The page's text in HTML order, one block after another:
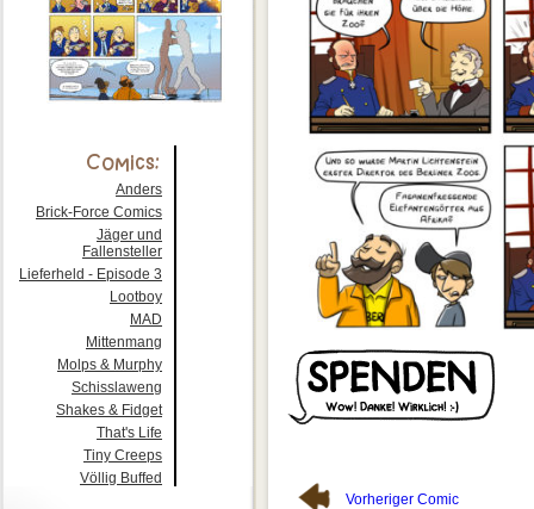
Anders
Brick-Force Comics
Jäger und
Fallensteller
Lieferheld - Episode 3
Lootboy
MAD
Mittenmang
Molps & Murphy
Schisslaweng
Shakes & Fidget
That's Life
Tiny Creeps
Völlig Buffed
Vorheriger Comic